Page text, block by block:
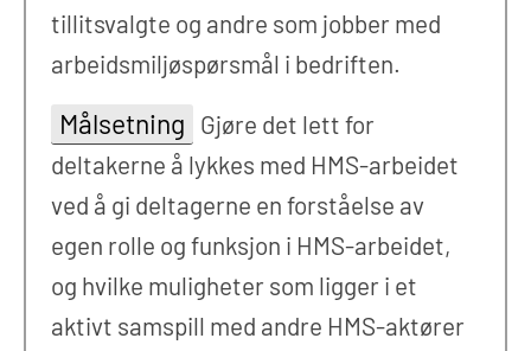
tillitsvalgte og andre som jobber med
arbeidsmiljøspørsmål i bedriften.
Målsetning Gjøre det lett for
deltakerne å lykkes med HMS-arbeidet
ved å gi deltagerne en forståelse av
egen rolle og funksjon i HMS-arbeidet,
og hvilke muligheter som ligger i et
aktivt samspill med andre HMS-aktører